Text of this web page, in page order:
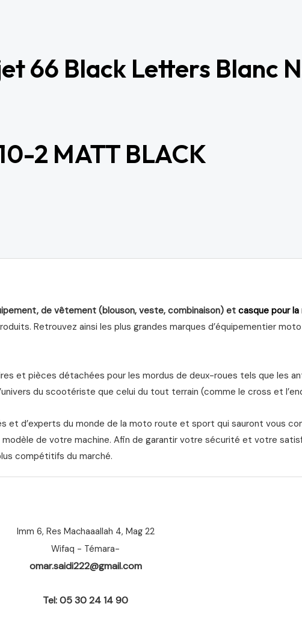
66 Black Letters Blanc
2 MATT BLACK
de vêtement (blouson, veste, combinaison) et casque pour
Retrouvez ainsi les plus grandes marques d’équipementier moto
et pièces détachées pour les mordus de deux-roues tels que les
du scootériste que celui du tout terrain (comme le cross et
et d’experts du monde de la moto route et sport qui sauront vous
de votre machine. Afin de garantir votre sécurité et votre
compétitifs du marché.
Imm 6, Res Machaaallah 4, Mag 22
Wifaq - Témara-
omar.saidi222@gmail.com
Tel: 05 30 24 14 90